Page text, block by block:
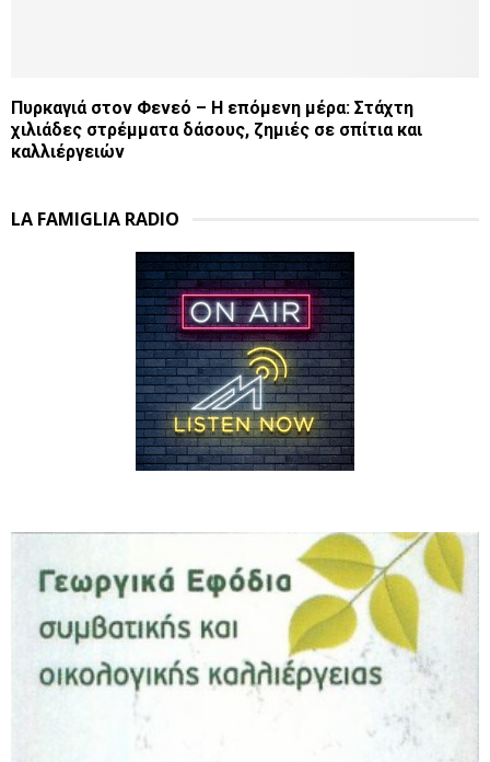
Πυρκαγιά στον Φενεό – Η επόμενη μέρα: Στάχτη
χιλιάδες στρέμματα δάσους, ζημιές σε σπίτια και
καλλιέργειών
LA FAMIGLIA RADIO